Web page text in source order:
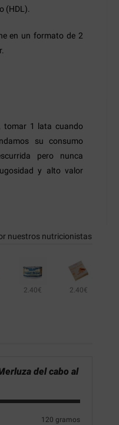
(HDL).
en un formato de 2
tomar 1 lata cuando
su consumo
pero nunca
y alto valor
nuestros nutricionistas
2.40€ 2.40€
del cabo al
120 gramos